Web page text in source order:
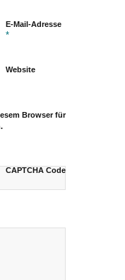
E-Mail-Adresse
*
Website
Browser für
CAPTCHA Code